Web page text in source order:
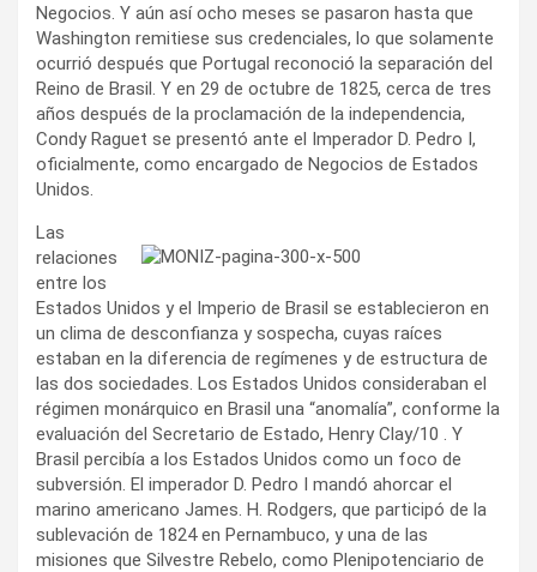
Negocios. Y aún así ocho meses se pasaron hasta que
Washington remitiese sus credenciales, lo que solamente
ocurrió después que Portugal reconoció la separación del
Reino de Brasil. Y en 29 de octubre de 1825, cerca de tres
años después de la proclamación de la independencia,
Condy Raguet se presentó ante el Imperador D. Pedro I,
oficialmente, como encargado de Negocios de Estados
Unidos.
Las
relaciones
entre los
Estados Unidos y el Imperio de Brasil se establecieron en
un clima de desconfianza y sospecha, cuyas raíces
estaban en la diferencia de regímenes y de estructura de
las dos sociedades. Los Estados Unidos consideraban el
régimen monárquico en Brasil una “anomalía”, conforme la
evaluación del Secretario de Estado, Henry Clay/10 . Y
Brasil percibía a los Estados Unidos como un foco de
subversión. El imperador D. Pedro I mandó ahorcar el
marino americano James. H. Rodgers, que participó de la
sublevación de 1824 en Pernambuco, y una de las
misiones que Silvestre Rebelo, como Plenipotenciario de